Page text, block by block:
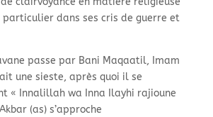
dans ses cris de guerre et
passe par Bani Maqaatil, Imam
une sieste, après quoi il se
« Innalillah wa Inna Ilayhi rajioune
(as) s’approche